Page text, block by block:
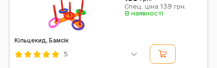
Примітка: Країна виробник: Китай
Кільцекид, Бамсік
5
Спец. ціна 139 грн.
В наявності